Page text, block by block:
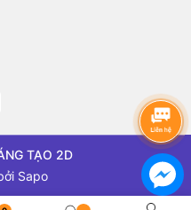
TẠO 2D
Sapo